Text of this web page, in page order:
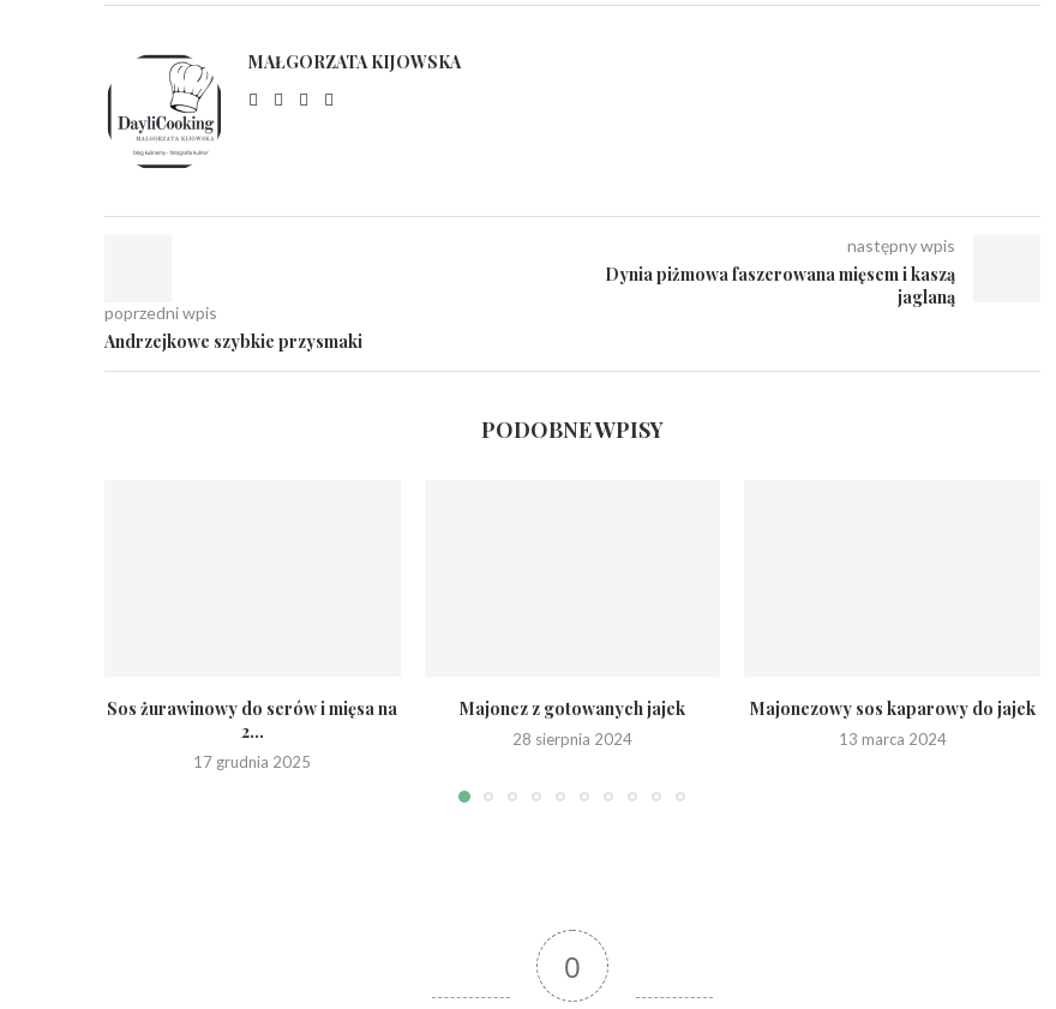
MAŁGORZATA KIJOWSKA
poprzedni wpis
Andrzejkowe szybkie przysmaki
następny wpis
Dynia piżmowa faszerowana mięsem i kaszą
jaglaną
PODOBNE WPISY
Sos żurawinowy do serów i mięsa na
2...
17 grudnia 2025
Majonez z gotowanych jajek
28 sierpnia 2024
Majonezowy sos kaparowy do jajek
13 marca 2024
0